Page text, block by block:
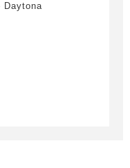
Daytona